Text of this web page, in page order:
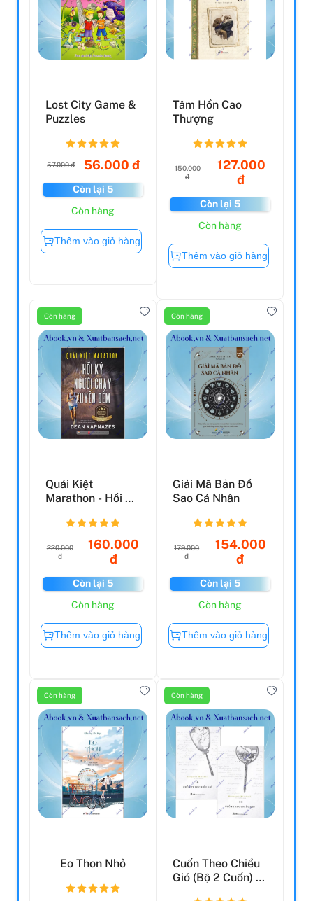
Lost City Game &
Puzzles
57.000 đ 56.000 đ
Còn lại 5
Còn hàng
Thêm vào giỏ hàng
Tâm Hồn Cao
Thượng
150.000
đ
127.000
đ
Còn lại 5
Còn hàng
Thêm vào giỏ hàng
Còn hàng
Quái Kiệt
Marathon - Hồi Ký
Xuyên Đêm
220.000
đ
160.000
đ
Còn lại 5
Còn hàng
Thêm vào giỏ hàng
Còn hàng
Giải Mã Bản Đồ
Sao Cá Nhân
179.000
đ
154.000
đ
Còn lại 5
Còn hàng
Thêm vào giỏ hàng
Còn hàng
Eo Thon Nhỏ
Còn hàng
Cuốn Theo Chiều
Gió (Bộ 2 Cuốn) -